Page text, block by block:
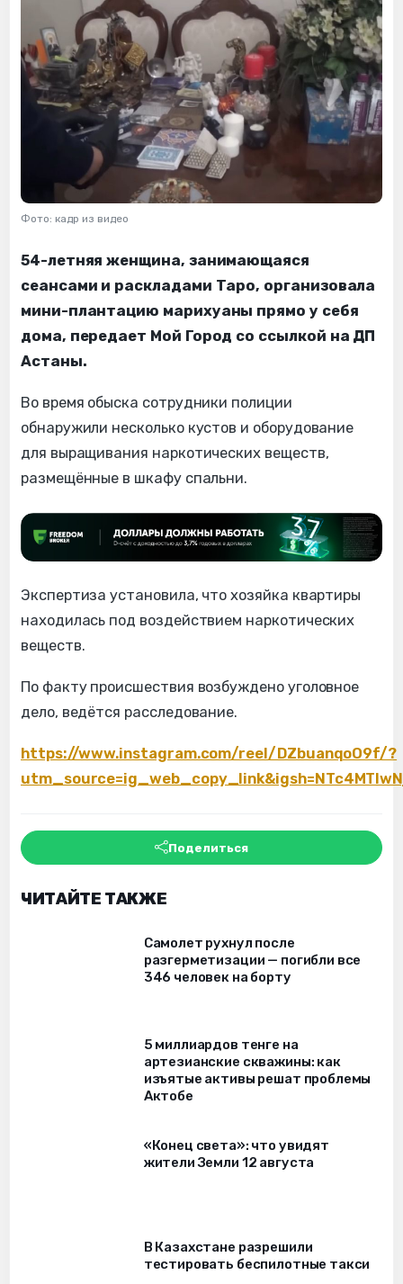
Фото: кадр из видео
54-летняя женщина, занимающаяся
сеансами и раскладами Таро, организовала
мини-плантацию марихуаны прямо у себя
дома, передает Мой Город со ссылкой на ДП
Астаны.
Во время обыска сотрудники полиции
обнаружили несколько кустов и оборудование
для выращивания наркотических веществ,
размещённые в шкафу спальни.
Экспертиза установила, что хозяйка квартиры
находилась под воздействием наркотических
веществ.
По факту происшествия возбуждено уголовное
дело, ведётся расследование.
https://www.instagram.com/reel/DZbuanqoO9f/?
Поделиться
ЧИТАЙТЕ ТАКЖЕ
Самолет рухнул после
разгерметизации — погибли все
346 человек на борту
5 миллиардов тенге на
артезианские скважины: как
изъятые активы решат проблемы
Актобе
«Конец света»: что увидят
жители Земли 12 августа
В Казахстане разрешили
тестировать беспилотные такси